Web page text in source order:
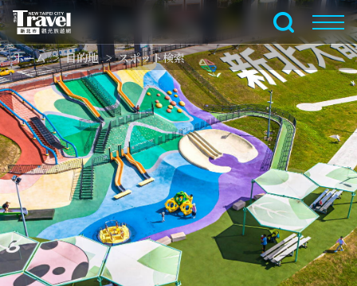
メ
イ
ン
コ
ン
テ
ン
ツ
セ
ク
シ
ョ
ン
に
行
全文検索
ホーム 目的地 スポット検索